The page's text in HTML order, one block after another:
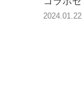
2024.01.22